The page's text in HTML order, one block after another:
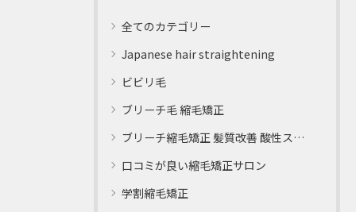
全てのカテゴリー
Japanese hair straightening
ビビリ毛
ブリーチ毛 縮毛矯正
ブリーチ縮毛矯正 髪質改善 酸性ストレート
口コミが良い縮毛矯正サロン
学割縮毛矯正